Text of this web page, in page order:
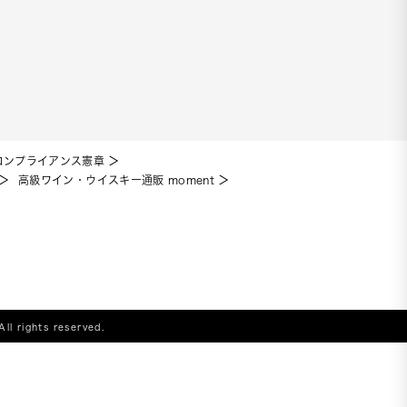
ンプライアンス憲章
高級ワイン・ウイスキー通販 moment
rights reserved.